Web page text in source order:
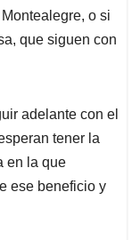
o si
que siguen con
adelante con el
tener la
en la que
ese beneficio y